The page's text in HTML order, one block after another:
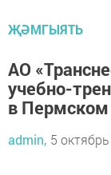
ҖӘМГЫЯТЬ
АО
учебно-
в Пермском
admin, 5